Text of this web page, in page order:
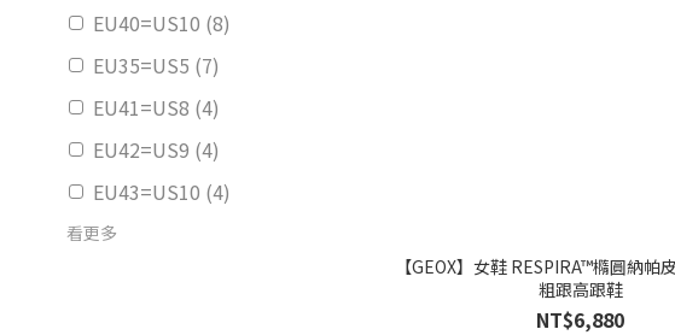
EU40=US10 (8)
EU35=US5 (7)
EU41=US8 (4)
EU42=US9 (4)
EU43=US10 (4)
看更多
【GEOX】女鞋 RESPIRA™橢圓納帕
粗跟高跟鞋
NT$6,880